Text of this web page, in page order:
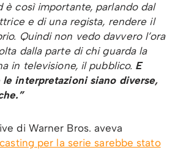
è così importante, parlando dal
e di una regista, rendere il
Quindi non vedo davvero l’ora
dalla parte di chi guarda la
in televisione, il pubblico. E
le interpretazioni siano diverse,
di Warner Bros. aveva
per la serie sarebbe stato